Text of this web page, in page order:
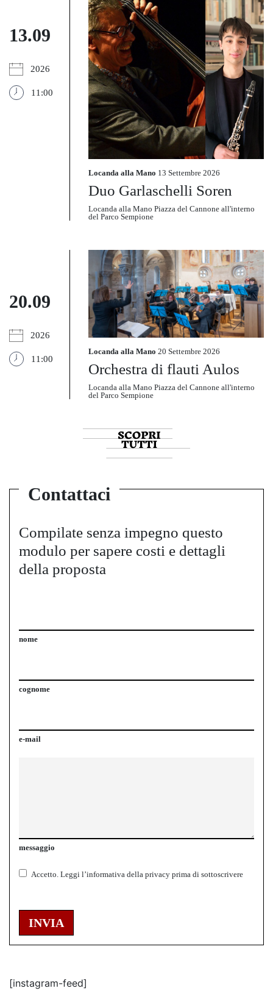
13.09
2026
11:00
Locanda alla Mano 13 Settembre 2026
Duo Garlaschelli Soren
Locanda alla Mano Piazza del Cannone all'interno
del Parco Sempione
20.09
2026
11:00
Locanda alla Mano 20 Settembre 2026
Orchestra di flauti Aulos
Locanda alla Mano Piazza del Cannone all'interno
del Parco Sempione
Contattaci
Compilate senza impegno questo
modulo per sapere costi e dettagli
della proposta
nome
cognome
e-mail
messaggio
Accetto. Leggi l’informativa della privacy prima di sottoscrivere
INVIA
[instagram-feed]